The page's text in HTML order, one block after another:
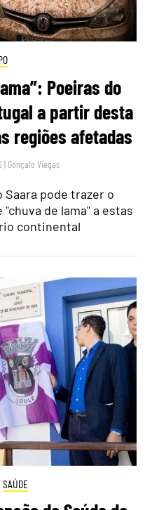
Poeiras do
a partir desta
regiões afetadas
| Gonçalo Viegas
pode trazer o
de lama" a estas
continental
SAÚDE